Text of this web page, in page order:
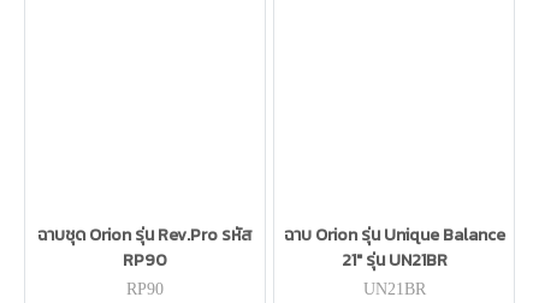
ฉาบชุด Orion รุ่น Rev.Pro รหัส
RP90
RP90
ฉาบ Orion รุ่น Unique Balance
21" รุ่น UN21BR
UN21BR